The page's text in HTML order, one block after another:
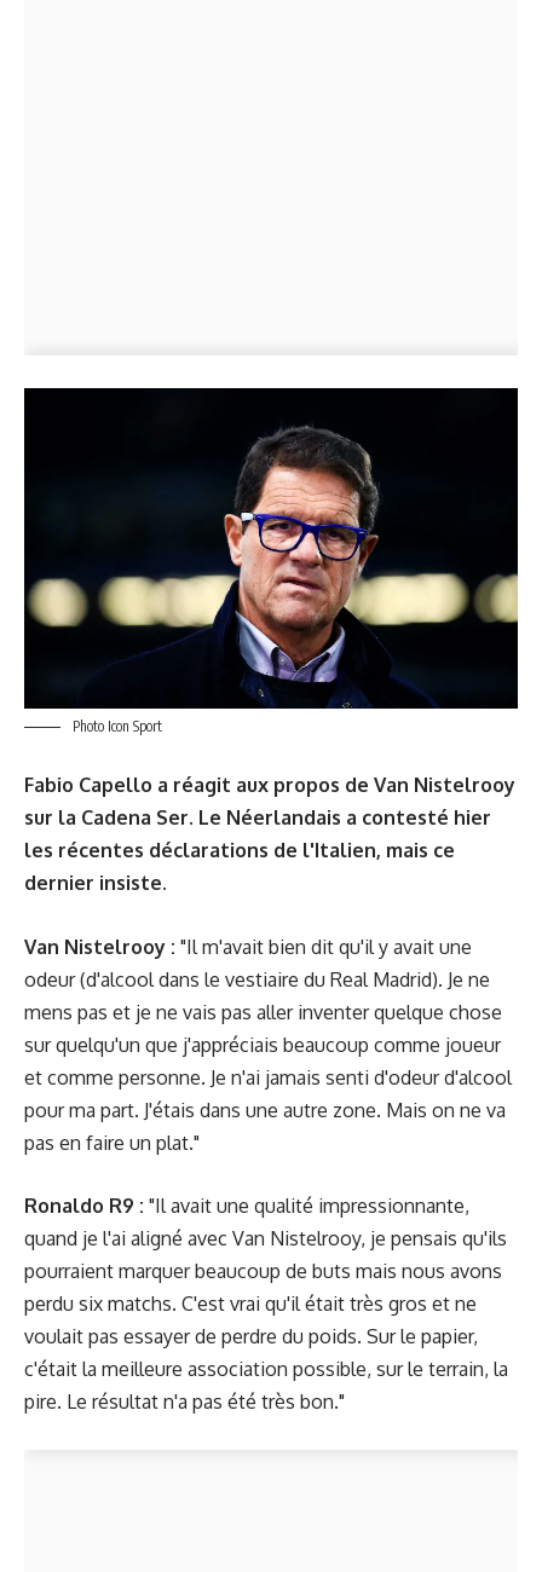
Photo Icon Sport
Fabio Capello a réagit aux propos de Van Nistelrooy
sur la Cadena Ser. Le Néerlandais a contesté hier
les récentes déclarations de l'Italien, mais ce
dernier insiste.
Van Nistelrooy : "Il m'avait bien dit qu'il y avait une
odeur (d'alcool dans le vestiaire du Real Madrid). Je ne
mens pas et je ne vais pas aller inventer quelque chose
sur quelqu'un que j'appréciais beaucoup comme joueur
et comme personne. Je n'ai jamais senti d'odeur d'alcool
pour ma part. J'étais dans une autre zone. Mais on ne va
pas en faire un plat."
Ronaldo R9 : "Il avait une qualité impressionnante,
quand je l'ai aligné avec Van Nistelrooy, je pensais qu'ils
pourraient marquer beaucoup de buts mais nous avons
perdu six matchs. C'est vrai qu'il était très gros et ne
voulait pas essayer de perdre du poids. Sur le papier,
c'était la meilleure association possible, sur le terrain, la
pire. Le résultat n'a pas été très bon."